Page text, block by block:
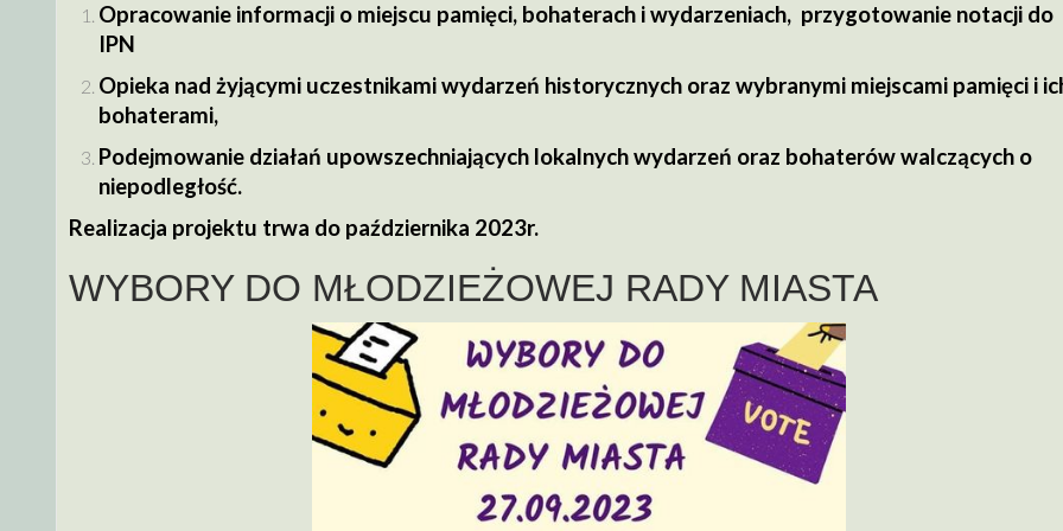
Opracowanie informacji o miejscu pamięci, bohaterach i wydarzeniach, przygotowanie notacji do
IPN
Opieka nad żyjącymi uczestnikami wydarzeń historycznych oraz wybranymi miejscami pamięci i
bohaterami,
Podejmowanie działań upowszechniających lokalnych wydarzeń oraz bohaterów walczących o
niepodległość.
Realizacja projektu trwa do października 2023r.
WYBORY DO MŁODZIEŻOWEJ RADY MIASTA